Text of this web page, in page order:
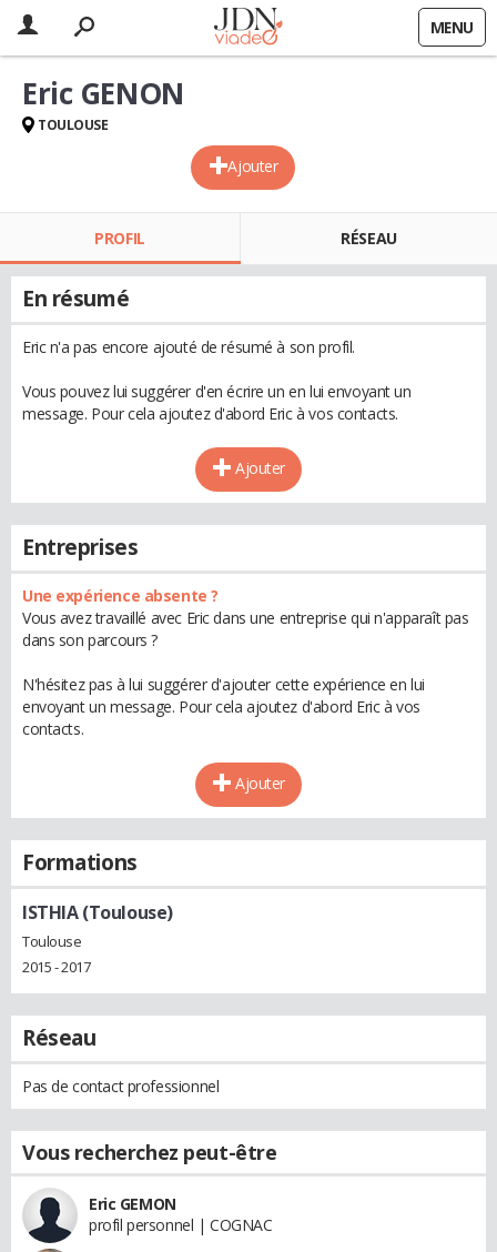
MENU
Ajouter
Eric GENON
TOULOUSE
PROFIL RÉSEAU
En résumé
Eric n'a pas encore ajouté de résumé à son profil.
Vous pouvez lui suggérer d'en écrire un en lui envoyant un
message. Pour cela ajoutez d'abord Eric à vos contacts.
Ajouter
Entreprises
Une expérience absente ?
Vous avez travaillé avec Eric dans une entreprise qui n'apparaît pas
dans son parcours ?
N'hésitez pas à lui suggérer d'ajouter cette expérience en lui
envoyant un message. Pour cela ajoutez d'abord Eric à vos
contacts.
Ajouter
Formations
ISTHIA (Toulouse)
Toulouse
2015 - 2017
Réseau
Pas de contact professionnel
Vous recherchez peut-être
Eric GEMON
profil personnel | COGNAC